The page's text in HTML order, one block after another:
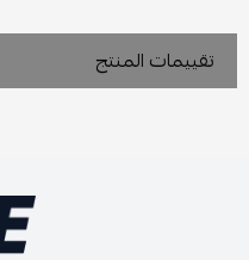
تقييمات المنتج